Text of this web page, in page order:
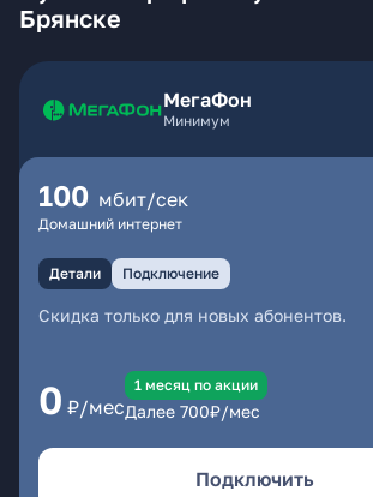
Брянске
МегаФон
Минимум
100 мбит/сек
Домашний интернет
Детали Подключение
Скидка только для новых абонентов.
0 ₽/мес
1 месяц по акции
Далее 700₽/мес
Подключить